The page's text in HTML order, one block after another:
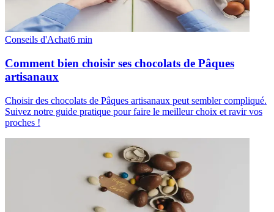
Conseils d'Achat6 min
Comment bien choisir ses chocolats de Pâques
artisanaux
Choisir des chocolats de Pâques artisanaux peut sembler compliqué.
Suivez notre guide pratique pour faire le meilleur choix et ravir vos
proches !